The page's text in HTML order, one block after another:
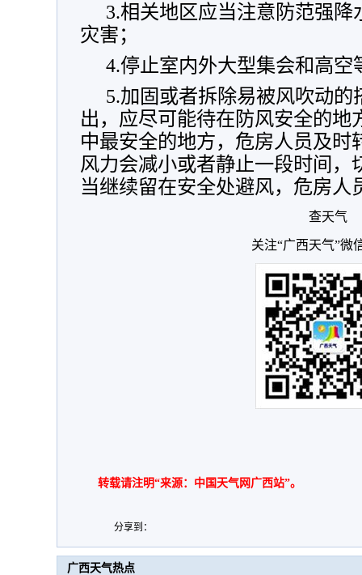
3.相关地区应当注意防范强
灾害；
4.停止室内外大型集会和高空
5.加固或者拆除易被风吹动
出，应尽可能待在防风安全的地
中最安全的地方，危房人员及时
风力会减小或者静止一段时间，
当继续留在安全处避风，危房人
查天气
关注“广西天气”微
转载请注明“来源：中国天气网广西站”。
分享到：
广西天气热点